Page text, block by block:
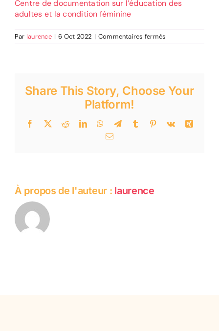
Centre de documentation sur l’éducation des
adultes et la condition féminine
Par laurence | 6 Oct 2022 | Commentaires fermés
Share This Story, Choose Your
Platform!
Facebook
TwitterRedditLinkedInWhatsApp
TelegramTumblr Pinterest
Vk
Xing
Email
À propos de l'auteur : laurence